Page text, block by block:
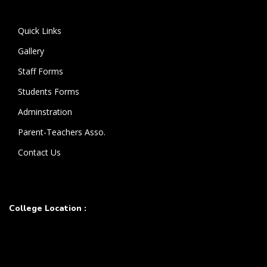
Quick Links
Gallery
Staff Forms
Students Forms
Adminstration
Parent-Teachers Asso.
Contact Us
College Location :